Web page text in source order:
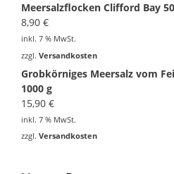
Meersalzflocken Clifford Bay
8,90 €
inkl. 7 % MwSt.
zzgl. Versandkosten
Grobkörniges Meersalz vom
1000 g
15,90 €
inkl. 7 % MwSt.
zzgl. Versandkosten